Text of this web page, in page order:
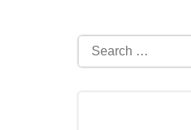
Search
for: